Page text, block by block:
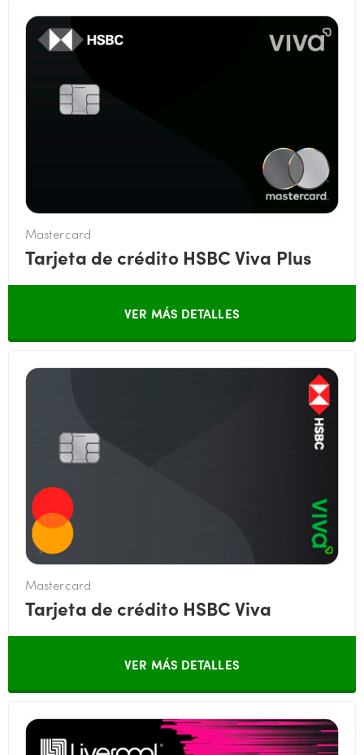
Mastercard
Tarjeta de crédito HSBC Viva Plus
VER MÁS DETALLES
Mastercard
Tarjeta de crédito HSBC Viva
VER MÁS DETALLES